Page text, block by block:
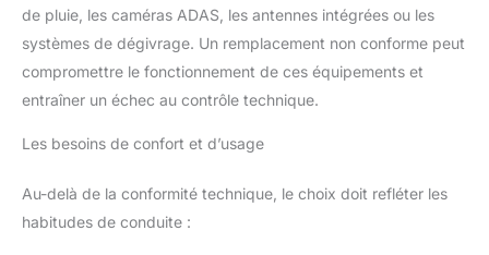
de pluie, les caméras ADAS, les antennes intégrées ou les
systèmes de dégivrage. Un remplacement non conforme peut
compromettre le fonctionnement de ces équipements et
entraîner un échec au contrôle technique.
Les besoins de confort et d’usage
Au-delà de la conformité technique, le choix doit refléter les
habitudes de conduite :